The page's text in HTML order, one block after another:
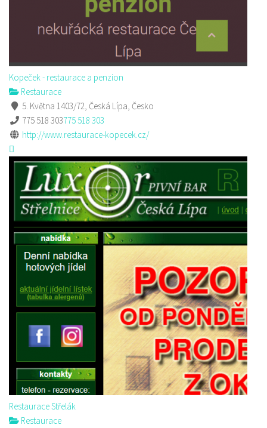
Kopeček - restaurace a penzion
Restaurace
5. Května 1403/72, Česká Lípa, Česko
775 518 303775 518 303
http://www.restaurace-kopecek.cz/
Restaurace Střelák
Restaurace